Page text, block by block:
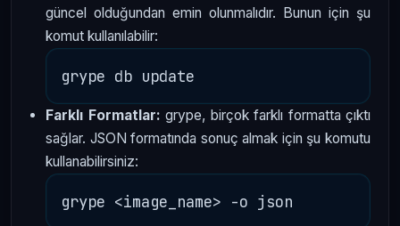
güncel olduğundan emin olunmalıdır. Bunun için şu
komut kullanılabilir:
Farklı Formatlar: grype, birçok farklı formatta çıktı
sağlar. JSON formatında sonuç almak için şu komutu
kullanabilirsiniz: